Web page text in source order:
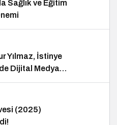
Sağlık ve Eğitim
Yılmaz, İstinye
Dijital Medya
Konuğu Oldu
(2025)